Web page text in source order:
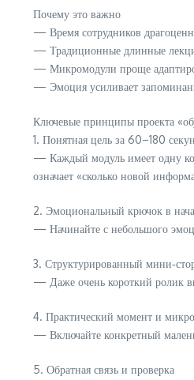
Почему это важно
— Время сотрудников
— Традиционные длинные
— Микромодули проще
— Эмоция усиливает
Ключевые принципы проекта
1. Понятная цель за 60–180
— Каждый модуль имеет одну
означает «сколько новой
2. Эмоциональный крючок в
— Начинайте с небольшого
3. Структурированный
— Даже очень короткий ролик
4. Практический момент и
— Включайте конкретный
5. Обратная связь и проверка